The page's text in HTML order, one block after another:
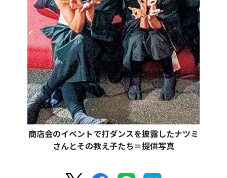
商店会のイベントで打ダンスを披露したナツミ
さんとその教え子たち＝提供写真